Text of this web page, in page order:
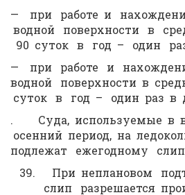
— при работе и
водной поверхности в
90 суток в год – один
— при работе и
водной поверхности в
суток в год – один раз в
. Суда, используемые в
осенний период, на
подлежат ежегодному
При неплановом
слип разрешается